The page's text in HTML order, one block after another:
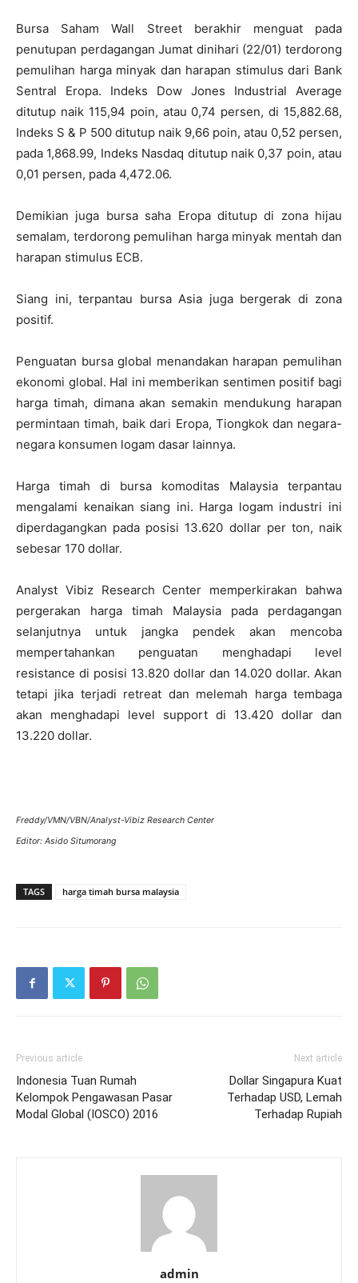
Bursa Saham Wall Street berakhir menguat pada
penutupan perdagangan Jumat dinihari (22/01) terdorong
pemulihan harga minyak dan harapan stimulus dari Bank
Sentral Eropa. Indeks Dow Jones Industrial Average
ditutup naik 115,94 poin, atau 0,74 persen, di 15,882.68,
Indeks S & P 500 ditutup naik 9,66 poin, atau 0,52 persen,
pada 1,868.99, Indeks Nasdaq ditutup naik 0,37 poin, atau
0,01 persen, pada 4,472.06.
Demikian juga bursa saha Eropa ditutup di zona hijau
semalam, terdorong pemulihan harga minyak mentah dan
harapan stimulus ECB.
Siang ini, terpantau bursa Asia juga bergerak di zona
positif.
Penguatan bursa global menandakan harapan pemulihan
ekonomi global. Hal ini memberikan sentimen positif bagi
harga timah, dimana akan semakin mendukung harapan
permintaan timah, baik dari Eropa, Tiongkok dan negara-
negara konsumen logam dasar lainnya.
Harga timah di bursa komoditas Malaysia terpantau
mengalami kenaikan siang ini. Harga logam industri ini
diperdagangkan pada posisi 13.620 dollar per ton, naik
sebesar 170 dollar.
Analyst Vibiz Research Center memperkirakan bahwa
pergerakan harga timah Malaysia pada perdagangan
selanjutnya untuk jangka pendek akan mencoba
mempertahankan penguatan menghadapi level
resistance di posisi 13.820 dollar dan 14.020 dollar. Akan
tetapi jika terjadi retreat dan melemah harga tembaga
akan menghadapi level support di 13.420 dollar dan
13.220 dollar.
Freddy/VMN/VBN/Analyst-Vibiz Research Center
Editor: Asido Situmorang
TAGS harga timah bursa malaysia
Previous article
Indonesia Tuan Rumah
Kelompok Pengawasan Pasar
Modal Global (IOSCO) 2016
Next article
Dollar Singapura Kuat
Terhadap USD, Lemah
Terhadap Rupiah
admin